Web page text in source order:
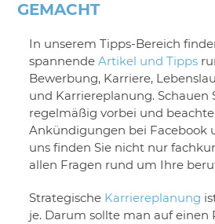
GEMACHT
In unserem Tipps-Bereich
spannendeArtikel und Tipps
Bewerbung, Karriere,
und Karriereplanung. Schauen
regelmäßig vorbei und
Ankündigungen bei Facebook
uns finden Sie nicht nur
allen Fragen rund um Ihre
Strategische Karriereplanung
je. Darum sollte man auf einen